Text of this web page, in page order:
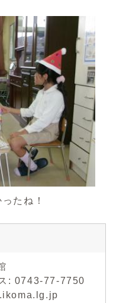
たね！
: 0743-77-7750